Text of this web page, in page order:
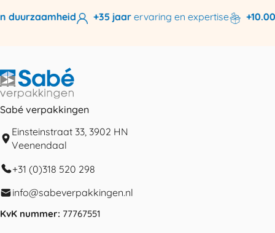
+35 jaarervaring en expertise
Sabé verpakkingen
Einsteinstraat 33, 3902 HN
Veenendaal
+31 (0)318 520 298
info@sabeverpakkingen.nl
KvK nummer: 77767551